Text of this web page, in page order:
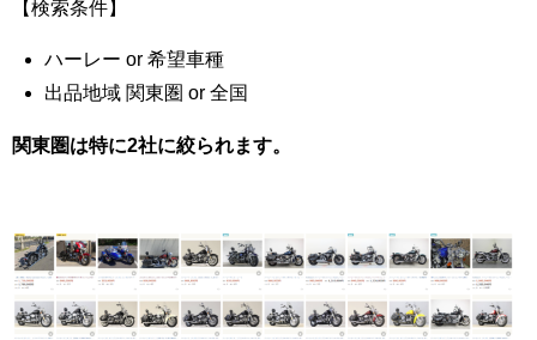
【検索条件】
ハーレー or 希望車種
出品地域 関東圏 or 全国
関東圏は特に2社に絞られます。